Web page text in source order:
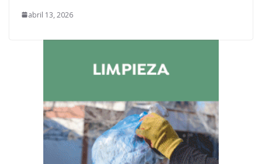
abril 13, 2026